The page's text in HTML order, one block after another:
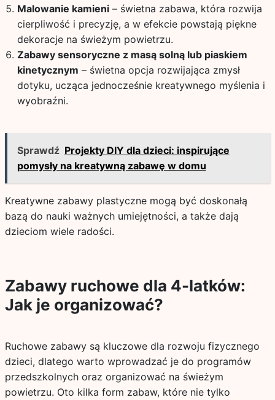
Malowanie kamieni– świetna zabawa, która rozwija
cierpliwość i precyzję, a w efekcie powstają piękne
dekoracje na świeżym powietrzu.
Zabawy sensoryczne z masą solną lub piaskiem
kinetycznym – świetna opcja rozwijająca zmysł
dotyku, ucząca jednocześnie kreatywnego myślenia i
wyobraźni.
Sprawdź Projekty DIY dla dzieci: inspirujące
pomysły na kreatywną zabawę w domu
Kreatywne zabawy plastyczne mogą być doskonałą
bazą do nauki ważnych umiejętności, a także dają
dzieciom wiele radości.
Zabawy ruchowe dla 4-latków:
Jak je organizować?
Ruchowe zabawy są kluczowe dla rozwoju fizycznego
dzieci, dlatego warto wprowadzać je do programów
przedszkolnych oraz organizować na świeżym
powietrzu. Oto kilka form zabaw, które nie tylko